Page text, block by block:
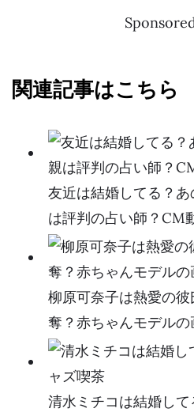
関連記事はこちら
友近は結婚してる？
は評判の占い師？CM
柳原可奈子は熱愛の
奪？赤ちゃんモデルの
清水ミチコは結婚し